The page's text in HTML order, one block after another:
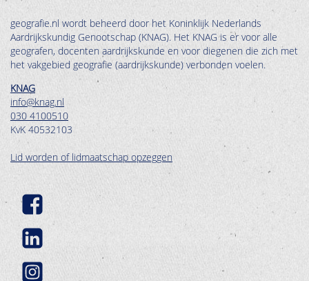
geografie.nl wordt beheerd door het Koninklijk Nederlands
Aardrijkskundig Genootschap (KNAG). Het KNAG is er voor alle
geografen, docenten aardrijkskunde en voor diegenen die zich met
het vakgebied geografie (aardrijkskunde) verbonden voelen.
KNAG
info@knag.nl
030 4100510
KvK 40532103
Lid worden of lidmaatschap opzeggen